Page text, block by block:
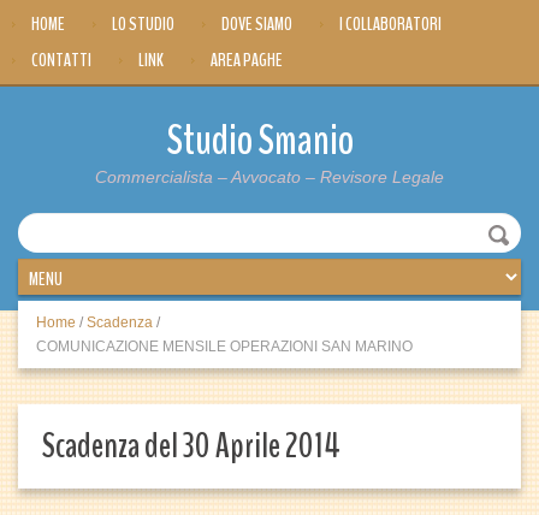
HOME LO STUDIO DOVE SIAMO
I COLLABORATORI
CONTATTI
LINK AREA PAGHE
Studio Smanio
Commercialista – Avvocato – Revisore Legale
Home / Scadenza /
COMUNICAZIONE MENSILE OPERAZIONI SAN MARINO
Scadenza del 30 Aprile 2014